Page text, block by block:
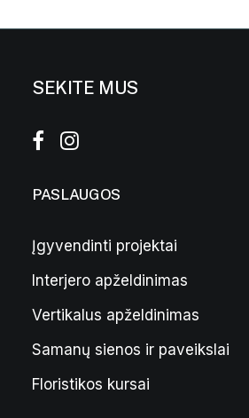
Kambarinių augalų laistytuvas
SEKITE MUS
PASLAUGOS
Įgyvendinti projektai
Interjero apželdinimas
Vertikalus apželdinimas
Samanų sienos ir paveikslai
Floristikos kursai